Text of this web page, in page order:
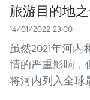
旅游目的地
14/01/2022 23:00
虽然2021年河
情的严重影响，
将河内列入全球